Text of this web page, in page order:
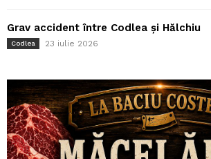
Grav accident între Codlea și Hălchiu
Codlea 23 iulie 2026